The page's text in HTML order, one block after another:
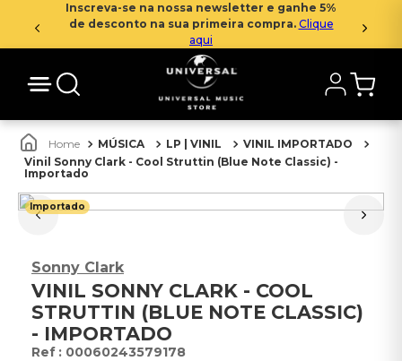
Inscreva-se na nossa newsletter e ganhe 5%
de desconto na sua primeira compra. Clique
aqui
MÚSICA LP | VINIL
VINIL IMPORTADO
Vinil Sonny Clark - Cool Struttin (Blue Note Classic) -
Importado
Importado
Sonny Clark
VINIL SONNY CLARK - COOL
STRUTTIN (BLUE NOTE CLASSIC)
- IMPORTADO
: 00060243579178